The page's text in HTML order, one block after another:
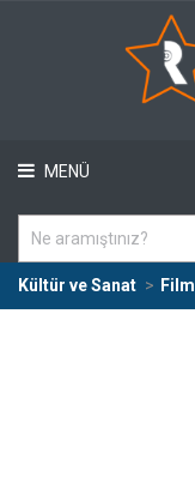
MENÜ
Kültür ve Sanat Film